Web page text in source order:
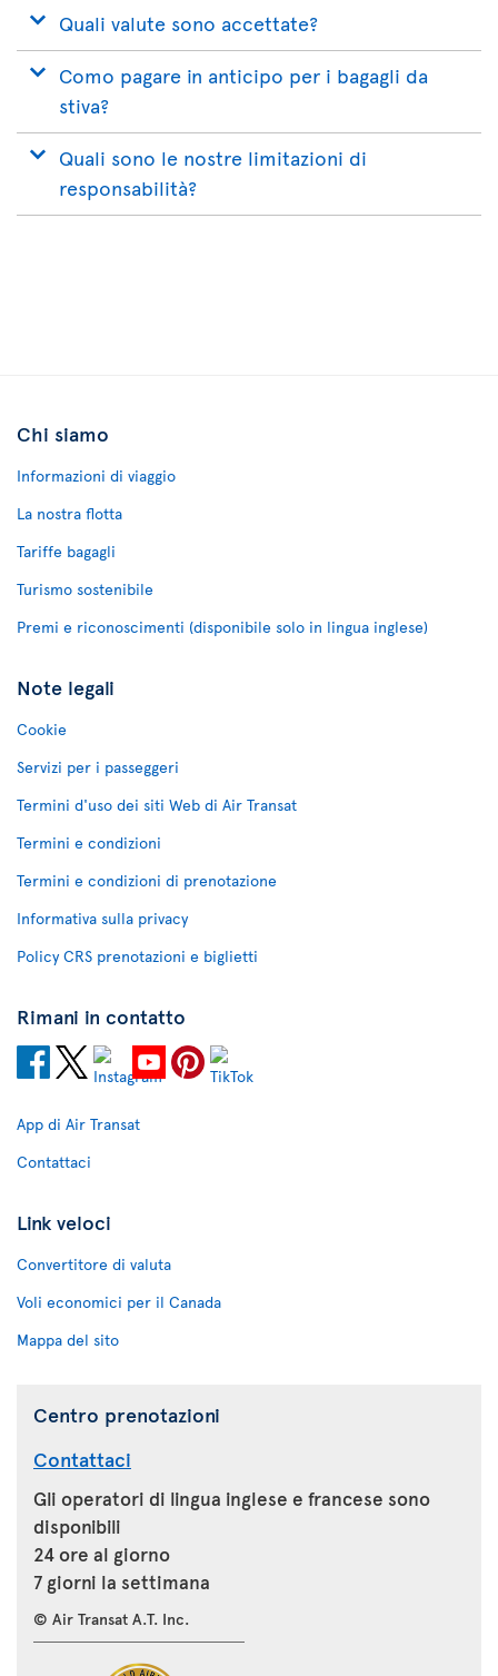
Quali valute sono accettate?
Como pagare in anticipo per i bagagli da
stiva?
Quali sono le nostre limitazioni di
responsabilità?
Chi siamo
Informazioni di viaggio
La nostra flotta
Tariffe bagagli
Turismo sostenibile
Premi e riconoscimenti (disponibile solo in lingua inglese)
Note legali
Cookie
Servizi per i passeggeri
Termini d'uso dei siti Web di Air Transat
Termini e condizioni
Termini e condizioni di prenotazione
Informativa sulla privacy
Policy CRS prenotazioni e biglietti
Rimani in contatto
App di Air Transat
Contattaci
Link veloci
Convertitore di valuta
Voli economici per il Canada
Mappa del sito
Centro prenotazioni
Contattaci
Gli operatori di lingua inglese e francese sono
disponibili
24 ore al giorno
7 giorni la settimana
© Air Transat A.T. Inc.